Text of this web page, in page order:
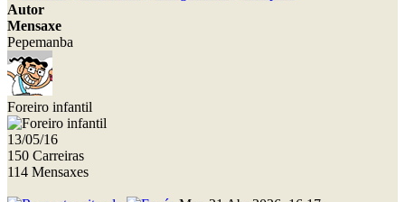
Autor
Mensaxe
Pepemanba
Foreiro infantil
13/05/16
150 Carreiras
114 Mensaxes